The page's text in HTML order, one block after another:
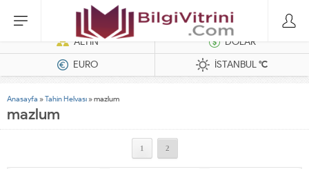
Dizel Jeneratörler
ALTIN
DOLAR
EURO
İSTANBUL°C
Anasayfa »Tahin Helvası »mazlum
mazlum
1 2